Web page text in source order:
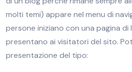
molti temi) appare nel menu di
persone iniziano con una pagina di
presentano ai visitatori del sito.
presentazione del tipo: